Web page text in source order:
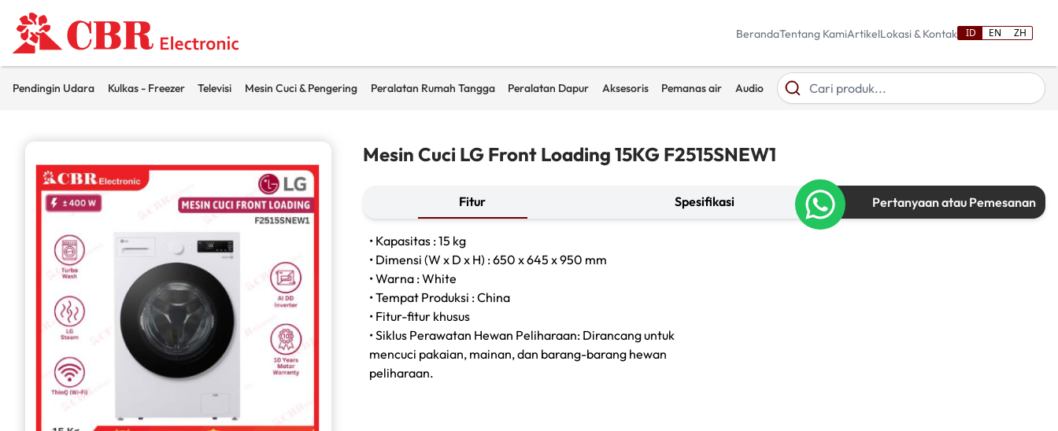
BerandaTentang KamiArtikelLokasi & Kontak ID EN ZH
Pendingin Udara Kulkas - Freezer Televisi Mesin Cuci & Pengering Peralatan Rumah Tangga Peralatan Dapur Aksesoris Pemanas air Audio
Mesin Cuci LG Front Loading 15KG F2515SNEW1
Fitur Spesifikasi Pertanyaan atau Pemesanan
• Kapasitas : 15 kg
• Dimensi (W x D x H) : 650 x 645 x 950 mm
• Warna : White
• Tempat Produksi : China
• Fitur-fitur khusus
• Siklus Perawatan Hewan Peliharaan: Dirancang untuk
mencuci pakaian, mainan, dan barang-barang hewan
peliharaan.